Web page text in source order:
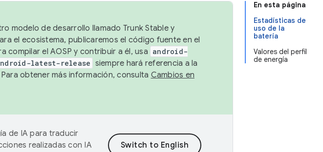
En esta página
Estadísticas de
uso de la
batería
Valores del perfil
de energía
modelo de desarrollo llamado Trunk Stable y
el ecosistema, publicaremos el código fuente en el
compilar el AOSP y contribuir a él, usa android-
latest-release siempre hará referencia a la
obtener más información, consulta Cambios en
de IA para traducir
realizadas con IA